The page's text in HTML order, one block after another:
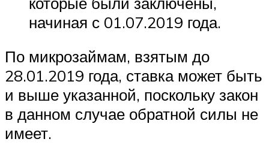
начиная с 01.07.2019 года.
По микрозаймам, взятым до
28.01.2019 года, ставка может быть
и выше указанной, поскольку закон
в данном случае обратной силы не
имеет.